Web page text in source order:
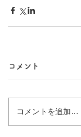
コメント
コメントを追加…